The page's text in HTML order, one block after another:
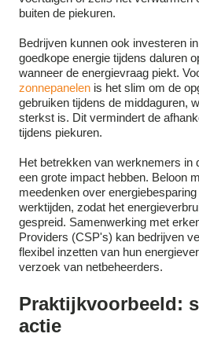
buiten de piekuren.
Bedrijven kunnen ook investeren
goedkope energie tijdens daluren
wanneer de energievraag piekt.
zonnepanelen is het slim om de
gebruiken tijdens de middaguren,
sterkst is. Dit vermindert de
tijdens piekuren.
Het betrekken van werknemers in
een grote impact hebben. Beloon
meedenken over
werktijden, zodat het
gespreid. Samenwerking met
Providers (CSP's) kan bedrijven
flexibel inzetten van hun
verzoek van netbeheerders.
Praktijkvoorbeeld:
actie